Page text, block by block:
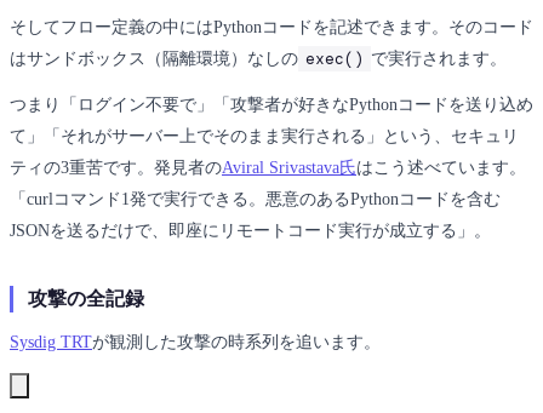
そしてフロー定義の中にはPythonコードを記述できます。そのコード
はサンドボックス（隔離環境）なしの exec() で実行されます。
つまり「ログイン不要で」「攻撃者が好きなPythonコードを送り込め
て」「それがサーバー上でそのまま実行される」という、セキュリ
ティの3重苦です。発見者のAviral Srivastava氏はこう述べています。
「curlコマンド1発で実行できる。悪意のあるPythonコードを含む
JSONを送るだけで、即座にリモートコード実行が成立する」。
攻撃の全記録
Sysdig TRTが観測した攻撃の時系列を追います。